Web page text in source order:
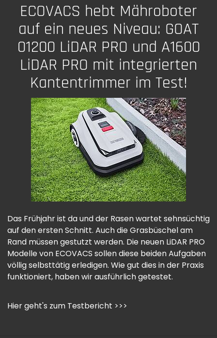
ECOVACS hebt Mähroboter
auf ein neues Niveau: GOAT
01200 LiDAR PRO und A1600
LiDAR PRO mit integrierten
Kantentrimmer im Test!
Das Frühjahr ist da und der Rasen wartet sehnsüchtig
auf den ersten Schnitt. Auch die Grasbüschel am
Rand müssen gestutzt werden. Die neuen LiDAR PRO
Modelle von ECOVACS sollen diese beiden Aufgaben
völlig selbsttätig erledigen. Wie gut dies in der Praxis
funktioniert, haben wir ausführlich getestet.
Hier geht's zum Testbericht >>>